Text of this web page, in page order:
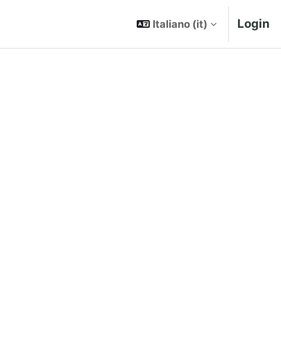
Italiano ‎(it)‎ Login